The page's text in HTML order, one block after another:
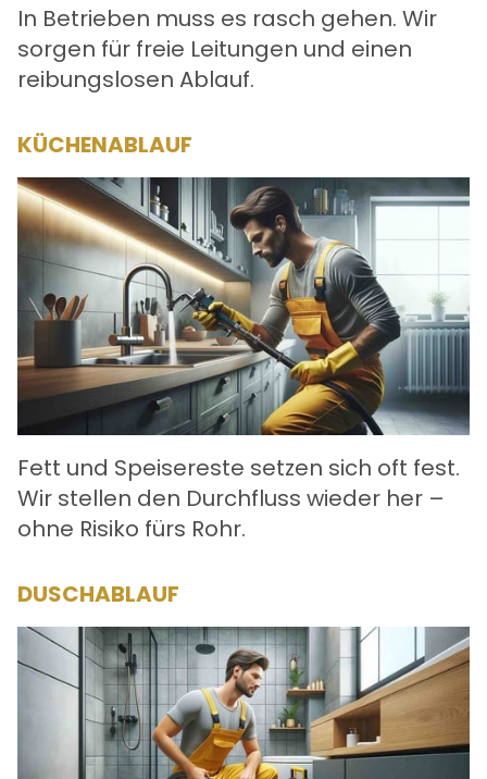
In Betrieben muss es rasch gehen. Wir
sorgen für freie Leitungen und einen
reibungslosen Ablauf.
KÜCHENABLAUF
Fett und Speisereste setzen sich oft fest.
Wir stellen den Durchfluss wieder her –
ohne Risiko fürs Rohr.
DUSCHABLAUF